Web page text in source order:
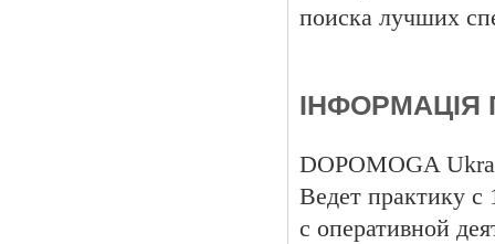
поиска лучших
DOPOMOGA
Ведет практику с
с оперативной